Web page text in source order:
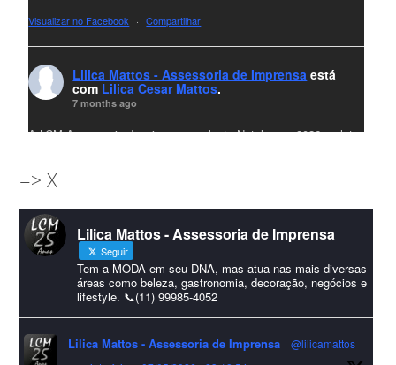
Visualizar no Facebook · Compartilhar
Lilica Mattos - Assessoria de Imprensa está
com Lilica Cesar Mattos.
7 months ago
A LCM Assessoria deseja um excelente Natal e um 2026 repleto
amigos que sempre nos acompanham!🎄✨🥂❤️
#lcmassessoriassessoria#natal #merrychristmas #felizanonovo
#HappyNewYear
Foto
Visualizar no Facebook · Compartilhar
Lilica Mattos - Assessoria de Imprensa
=> X
Lilica Mattos - Assessoria de Imprensa
Seguir
Tem a MODA em seu DNA, mas atua nas mais diversas
áreas como beleza, gastronomia, decoração, negócios e
lifestyle. 📞(11) 99985-4052
Lilica Mattos - Assessoria de Imprensa
@lilicamattos